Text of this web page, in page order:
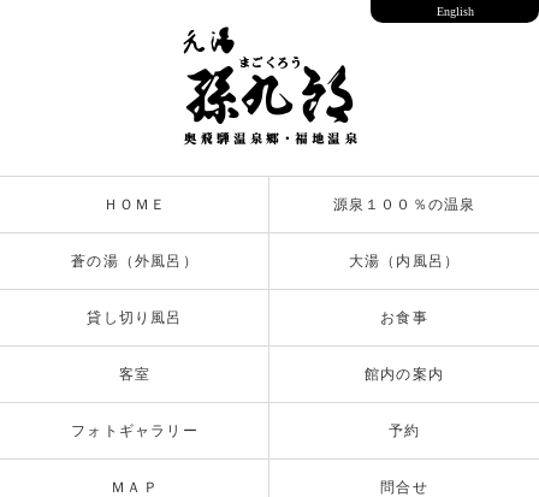
ＨＯＭＥ 源泉１００％の温泉
蒼の湯（外風呂） 大湯（内風呂）
貸し切り風呂 お食事
客室 館内の案内
フォトギャラリー 予約
ＭＡＰ 問合せ
English